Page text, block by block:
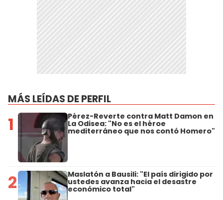
MÁS LEÍDAS DE PERFIL
1 Pérez-Reverte contra Matt Damon en
La Odisea: "No es el héroe
mediterráneo que nos contó Homero"
2 Maslatón a Bausili: "El país dirigido por
ustedes avanza hacia el desastre
económico total"